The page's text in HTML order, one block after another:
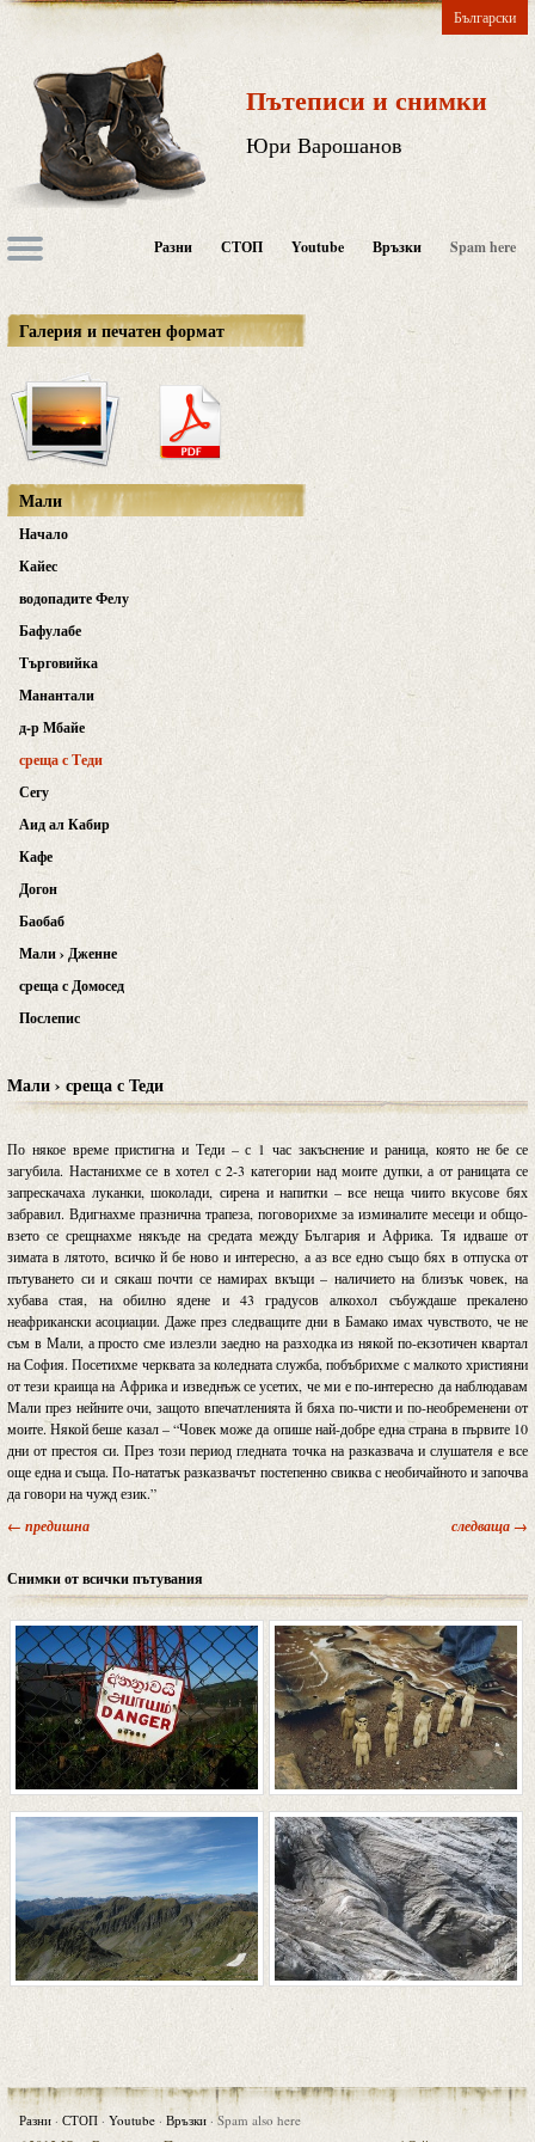
Български
Пътеписи и снимки
Юри Варошанов
Разни СТОП Youtube Връзки Spam here
Галерия и печатен формат
Мали
Начало
Кайес
водопадите Фелу
Бафулабе
Търговийка
Манантали
д-р Мбайе
среща с Теди
Сегу
Аид ал Кабир
Кафе
Догон
Баобаб
Мали › Дженне
среща с Домосед
Послепис
Мали › среща с Теди
По някое време пристигна и Теди – с 1 час закъснение и раница, която не бе се
загубила. Настанихме се в хотел с 2-3 категории над моите дупки, а от раницата се
запрескачаха луканки, шоколади, сирена и напитки – все неща чиито вкусове бях
забравил. Вдигнахме празнична трапеза, поговорихме за изминалите месеци и общо-
взето се срещнахме някъде на средата между България и Африка. Тя идваше от
зимата в лятото, всичко й бе ново и интересно, а аз все едно също бях в отпуска от
пътуването си и сякаш почти се намирах вкъщи – наличието на близък човек, на
хубава стая, на обилно ядене и 43 градусов алкохол събуждаше прекалено
неафрикански асоциации. Даже през следващите дни в Бамако имах чувството, че не
съм в Мали, а просто сме излезли заедно на разходка из някой по-екзотичен квартал
на София. Посетихме черквата за коледната служба, побъбрихме с малкото християни
от тези краища на Африка и изведнъж се усетих, че ми е по-интересно да наблюдавам
Мали през нейните очи, защото впечатленията й бяха по-чисти и по-необременени от
моите. Някой беше казал – “Човек може да опише най-добре една страна в първите 10
дни от престоя си. През този период гледната точка на разказвача и слушателя е все
още една и съща. По-нататък разказвачът постепенно свиква с необичайното и започва
да говори на чужд език.”
← предишна следваща →
Снимки от всички пътувания
Разни · СТОП · Youtube · Връзки · Spam also here